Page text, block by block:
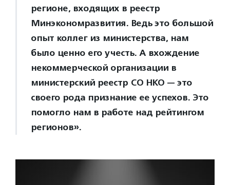
регионе, входящих в реестр
Минэкономразвития. Ведь это большой
опыт коллег из министерства, нам
было ценно его учесть. А вхождение
некоммерческой организации в
министерский реестр СО НКО — это
своего рода признание ее успехов. Это
помогло нам в работе над рейтингом
регионов».